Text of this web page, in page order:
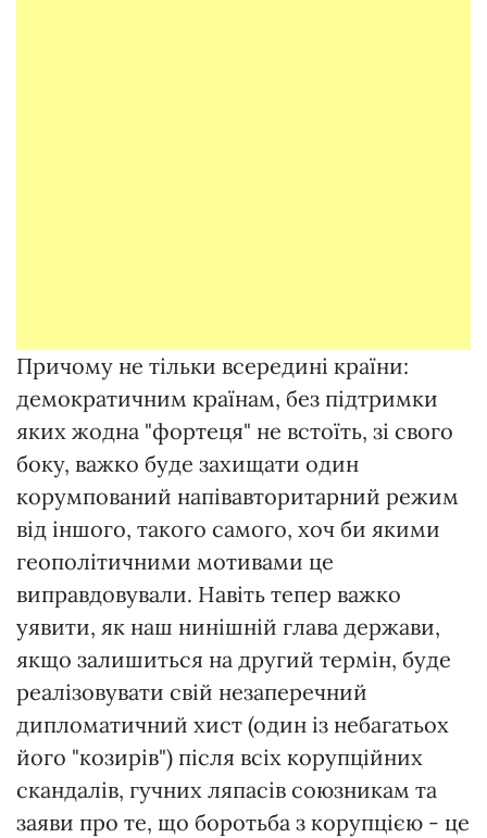
Причому не тільки всередині країни:
демократичним країнам, без підтримки
яких жодна "фортеця" не встоїть, зі свого
боку, важко буде захищати один
корумпований напівавторитарний режим
від іншого, такого самого, хоч би якими
геополітичними мотивами це
виправдовували. Навіть тепер важко
уявити, як наш нинішній глава держави,
якщо залишиться на другий термін, буде
реалізовувати свій незаперечний
дипломатичний хист (один із небагатьох
його "козирів") після всіх корупційних
скандалів, гучних ляпасів союзникам та
заяви про те, що боротьба з корупцією - це